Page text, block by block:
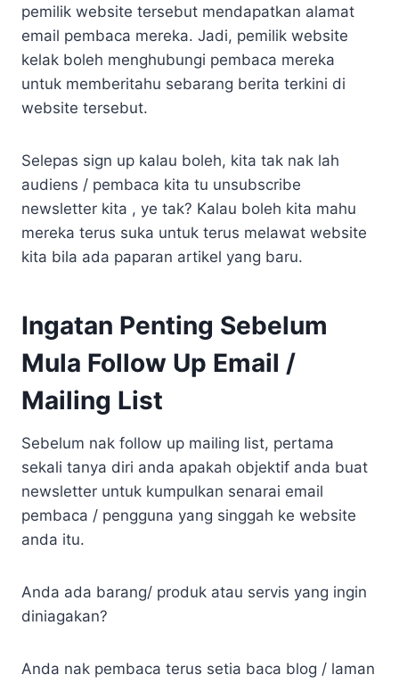
pemilik website tersebut mendapatkan alamat
email pembaca mereka. Jadi, pemilik website
kelak boleh menghubungi pembaca mereka
untuk memberitahu sebarang berita terkini di
website tersebut.
Selepas sign up kalau boleh, kita tak nak lah
audiens / pembaca kita tu unsubscribe
newsletter kita , ye tak? Kalau boleh kita mahu
mereka terus suka untuk terus melawat website
kita bila ada paparan artikel yang baru.
Ingatan Penting Sebelum
Mula Follow Up Email /
Mailing List
Sebelum nak follow up mailing list, pertama
sekali tanya diri anda apakah objektif anda buat
newsletter untuk kumpulkan senarai email
pembaca / pengguna yang singgah ke website
anda itu.
Anda ada barang/ produk atau servis yang ingin
diniagakan?
Anda nak pembaca terus setia baca blog / laman